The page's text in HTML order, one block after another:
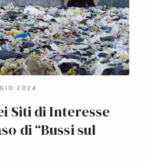
2024
Siti di Interesse
di “Bussi sul